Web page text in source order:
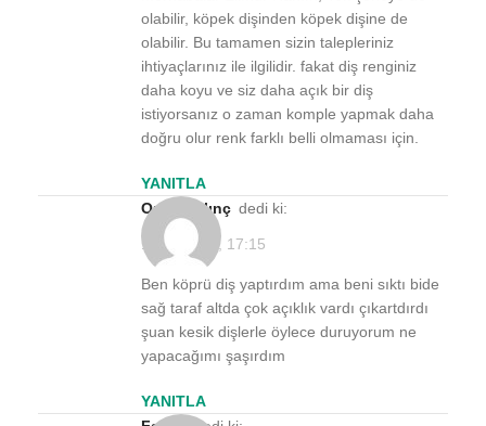
olabilir, köpek dişinden köpek dişine de
olabilir. Bu tamamen sizin talepleriniz
ihtiyaçlarınız ile ilgilidir. fakat diş renginiz
daha koyu ve siz daha açık bir diş
istiyorsanız o zaman komple yapmak daha
doğru olur renk farklı belli olmaması için.
YANITLA
Orhan kılınç dedi ki:
11/02/2022, 17:15
Ben köprü diş yaptırdım ama beni sıktı bide
sağ taraf altda çok açıklık vardı çıkartdırdı
şuan kesik dişlerle öylece duruyorum ne
yapacağımı şaşırdım
YANITLA